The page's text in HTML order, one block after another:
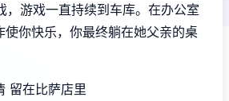
，游戏一直持续到车库。在办公室
使你快乐，你最终躺在她父亲的桌
留在比萨店里